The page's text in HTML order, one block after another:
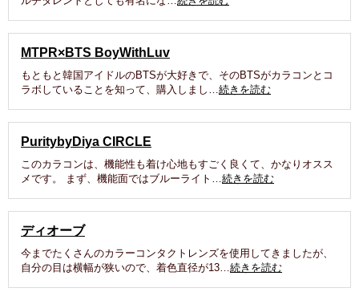
MTPR×BTS BoyWithLuv
もともと韓国アイドルのBTSが大好きで、そのBTSがカラコンとコ
ラボしていることを知って、購入しまし…続きを読む
PuritybyDiya CIRCLE
このカラコンは、機能性も着け心地もすごく良くて、かなりオスス
メです。 まず、機能面ではブルーライト…続きを読む
ディオーブ
今までたくさんのカラーコンタクトレンズを使用してきましたが、
自分の目は横幅が狭いので、着色直径が13…続きを読む